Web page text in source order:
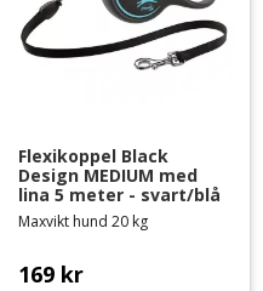
Flexikoppel Black
Design MEDIUM med
lina 5 meter - svart/blå
Maxvikt hund 20 kg
169 kr